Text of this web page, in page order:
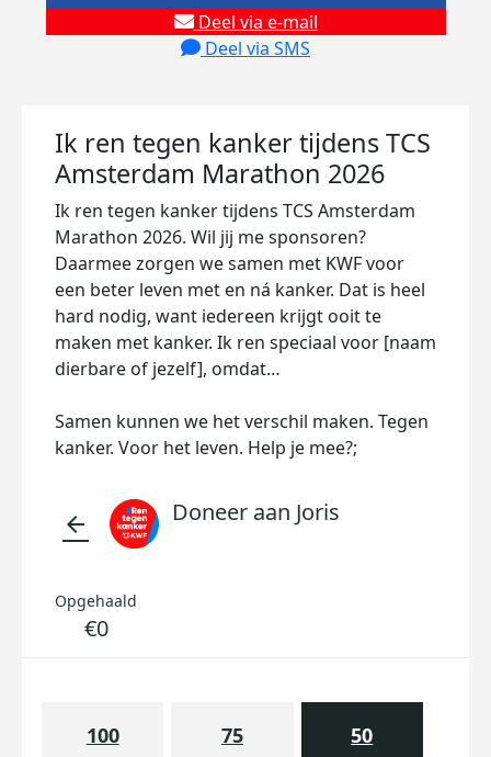
Deel via e-mail
Deel via SMS
Ik ren tegen kanker tijdens TCS
Amsterdam Marathon 2026
Ik ren tegen kanker tijdens TCS Amsterdam
Marathon 2026. Wil jij me sponsoren?
Daarmee zorgen we samen met KWF voor
een beter leven met en ná kanker. Dat is heel
hard nodig, want iedereen krijgt ooit te
maken met kanker. Ik ren speciaal voor [naam
dierbare of jezelf], omdat…
Samen kunnen we het verschil maken. Tegen
kanker. Voor het leven. Help je mee?;
arrow_back Doneer aan Joris
Opgehaald
€0
100 75 50